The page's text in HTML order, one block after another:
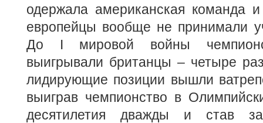
одержала американская команда
европейцы вообще не принимали
До I мировой войны
выигрывали британцы – четыре
лидирующие позиции вышли
выиграв чемпионство в
десятилетия дважды и став